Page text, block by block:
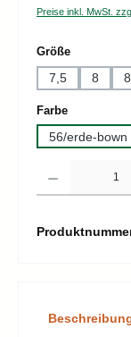
Preise inkl. MwSt.
Größeauswählen
7,5 8
Farbeauswählen
56/erde-bown